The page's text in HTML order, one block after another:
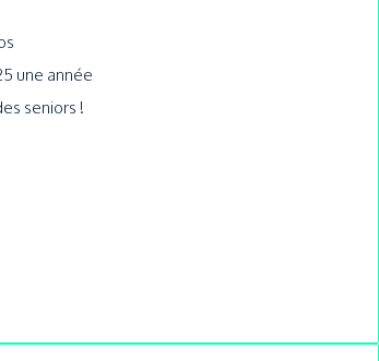
une année
seniors !